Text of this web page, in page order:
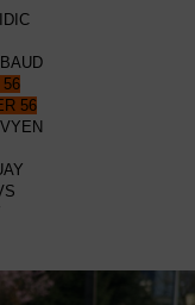
56
56